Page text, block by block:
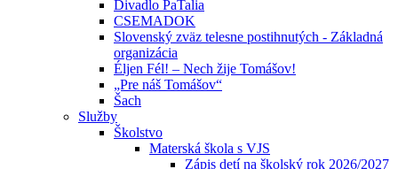
Divadlo PaTalia
CSEMADOK
Slovenský zväz telesne postihnutých - Základná
organizácia
Éljen Fél! – Nech žije Tomášov!
„Pre náš Tomášov“
Šach
Služby
Školstvo
Materská škola s VJS
Zápis detí na školský rok 2026/2027